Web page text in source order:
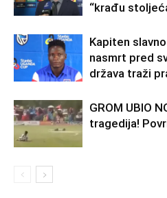
“krađu
Kapiten
nasmrt pred
država traži
GROM UBIO
tragedija!